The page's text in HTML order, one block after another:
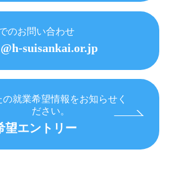
のお問い合わせ
suisankai.or.jp
の就業希望情報をお知らせく
ださい。
望エントリー